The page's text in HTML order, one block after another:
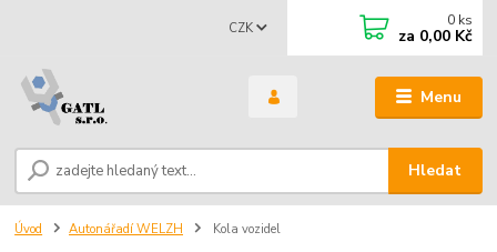
Menu
CZK
Hledat
0 ks
za 0,00 Kč
Úvod Autonářadí WELZH Kola vozidel